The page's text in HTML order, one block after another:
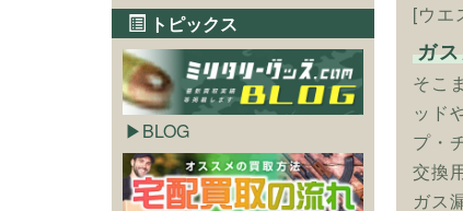
[ウエ
ガ
そこ
ッド
プ・
交換
ガス
トピックス
BLOG